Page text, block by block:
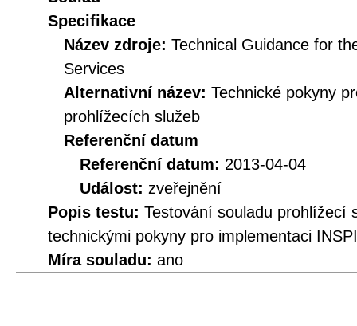
Specifikace
Název zdroje: Technical Guidance for
Services
Alternativní název: Technické pokyny
prohlížecích služeb
Referenční datum
Referenční datum: 2013-04-04
Událost: zveřejnění
Popis testu: Testování souladu prohlížecí
technickými pokyny pro implementaci
Míra souladu: ano